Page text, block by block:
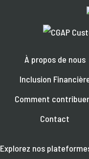
À propos de nous
Inclusion
Comment
Contact
Explorez nos